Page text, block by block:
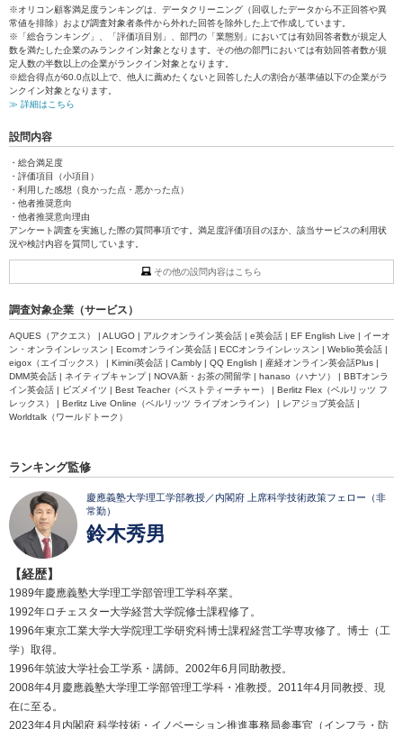
※オリコン顧客満足度ランキングは、データクリーニング（回収したデータから不正回答や異
常値を排除）および調査対象者条件から外れた回答を除外した上で作成しています。
※「総合ランキング」、「評価項目別」、部門の「業態別」においては有効回答者数が規定人
数を満たした企業のみランクイン対象となります。その他の部門においては有効回答者数が規
定人数の半数以上の企業がランクイン対象となります。
※総合得点が60.0点以上で、他人に薦めたくないと回答した人の割合が基準値以下の企業がラ
ンクイン対象となります。
≫ 詳細はこちら
設問内容
・総合満足度
・評価項目（小項目）
・利用した感想（良かった点・悪かった点）
・他者推奨意向
・他者推奨意向理由
アンケート調査を実施した際の質問事項です。満足度評価項目のほか、該当サービスの利用状
況や検討内容を質問しています。
その他の設問内容はこちら
調査対象企業（サービス）
AQUES（アクエス） | ALUGO | アルクオンライン英会話 | e英会話 | EF English Live | イーオ
ン・オンラインレッスン | Ecomオンライン英会話 | ECCオンラインレッスン | Weblio英会話 |
eigox（エイゴックス） | Kimini英会話 | Cambly | QQ English | 産経オンライン英会話Plus |
DMM英会話 | ネイティブキャンプ | NOVA新・お茶の間留学 | hanaso（ハナソ） | BBTオンラ
イン英会話 | ビズメイツ | Best Teacher（ベストティーチャー） | Berlitz Flex（ベルリッツ フ
レックス） | Berlitz Live Online（ベルリッツ ライブオンライン） | レアジョブ英会話 |
Worldtalk（ワールドトーク）
ランキング監修
慶應義塾大学理工学部教授／内閣府 上席科学技術政策フェロー（非
常勤）
鈴木秀男
【経歴】
1989年慶應義塾大学理工学部管理工学科卒業。
1992年ロチェスター大学経営大学院修士課程修了。
1996年東京工業大学大学院理工学研究科博士課程経営工学専攻修了。博士（工
学）取得。
1996年筑波大学社会工学系・講師。2002年6月同助教授。
2008年4月慶應義塾大学理工学部管理工学科・准教授。2011年4月同教授、現
在に至る。
2023年4月内閣府 科学技術・イノベーション推進事務局参事官（インフラ・防